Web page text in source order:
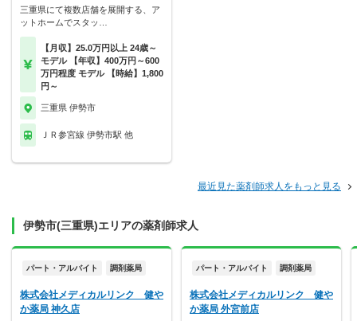
三重県にて複数店舗を展開する、ア
ットホームでスタッ…
【月収】25.0万円以上 24歳～
モデル 【年収】400万円～600
万円程度 モデル 【時給】1,800
円～
三重県 伊勢市
ＪＲ参宮線 伊勢市駅 他
最近見た薬剤師求人をもっと見る
伊勢市(三重県)エリアの薬剤師求人
パート・アルバイト 調剤薬局
株式会社メディカルリンク 健や
か薬局 神久店
パート・アルバイト 調剤薬局
株式会社メディカルリンク 健や
か薬局 外宮前店